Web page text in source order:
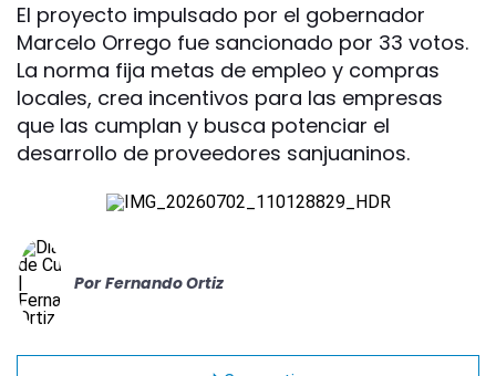
El proyecto impulsado por el gobernador
Marcelo Orrego fue sancionado por 33 votos.
La norma fija metas de empleo y compras
locales, crea incentivos para las empresas
que las cumplan y busca potenciar el
desarrollo de proveedores sanjuaninos.
Por Fernando Ortiz